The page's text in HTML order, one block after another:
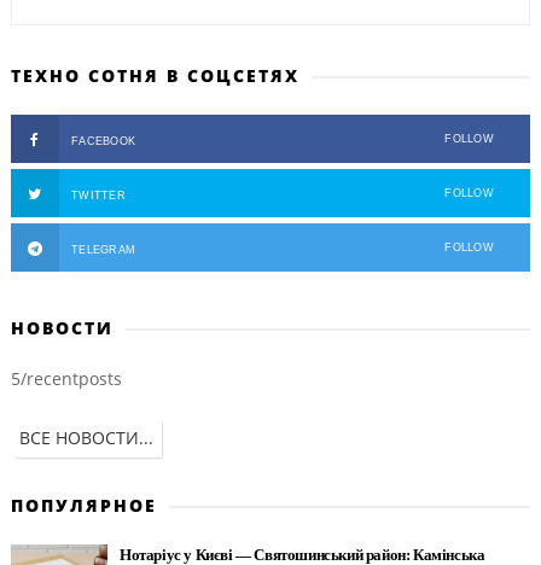
ТЕХНО СОТНЯ В СОЦСЕТЯХ
FACEBOOK FOLLOW
TWITTER FOLLOW
TELEGRAM FOLLOW
НОВОСТИ
5/recentposts
ВСЕ НОВОСТИ...
ПОПУЛЯРНОЕ
Нотаріус у Києві — Святошинський район: Камінська